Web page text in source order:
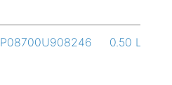
P08700U908246 0.50 L